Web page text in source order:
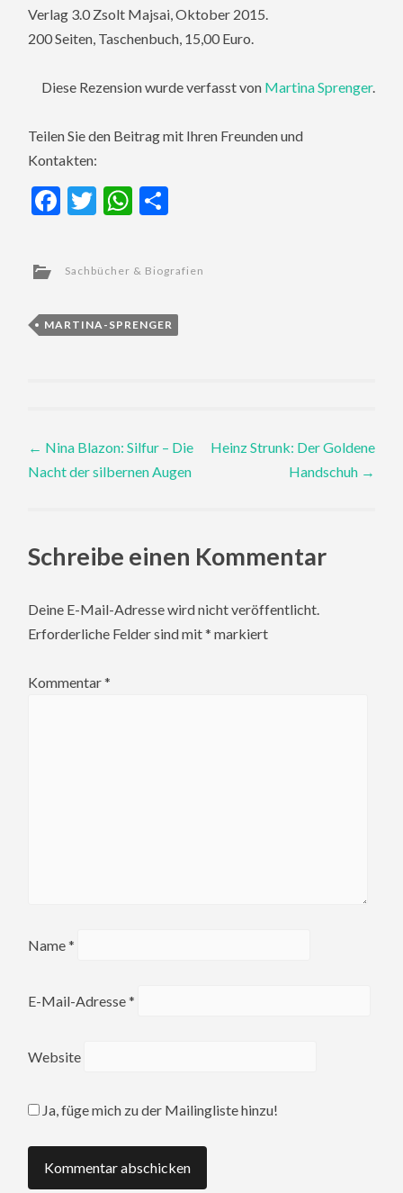
Verlag 3.0 Zsolt Majsai, Oktober 2015.
200 Seiten, Taschenbuch, 15,00 Euro.
Diese Rezension wurde verfasst von Martina Sprenger.
Teilen Sie den Beitrag mit Ihren Freunden und
Kontakten:
Facebook
TwitterWhatsApp
Sachbücher & Biografien
MARTINA-SPRENGER
Post
navigation
← Nina Blazon: Silfur – Die
Nacht der silbernen Augen
Heinz Strunk: Der Goldene
Handschuh →
Schreibe einen Kommentar
Deine E-Mail-Adresse wird nicht veröffentlicht.
Erforderliche Felder sind mit* markiert
Kommentar*
Name*
E-Mail-Adresse*
Website
Ja, füge mich zu der Mailingliste hinzu!